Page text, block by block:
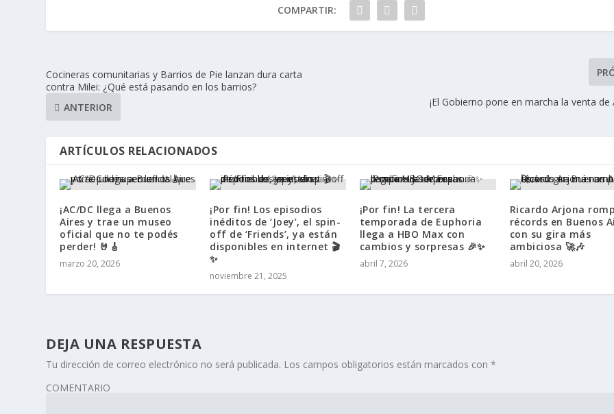
COMPARTIR:
Cocineras comunitarias y Barrios de Pie lanzan dura carta
contra Milei: ¿Qué está pasando en los barrios?
ANTERIOR
¡El Gobierno pone en marcha la venta de
ARTÍCULOS RELACIONADOS
¡AC/DC llega a Buenos
Aires y trae un museo
oficial que no te podés
perder! 🤘🎸
marzo 20, 2026
¡Por fin! Los episodios
inéditos de ‘Joey’, el spin-
off de ‘Friends’, ya están
disponibles en internet 🎬
✨
noviembre 21, 2025
¡Por fin! La tercera
temporada de Euphoria
llega a HBO Max con
cambios y sorpresas 🎉✨
abril 7, 2026
Ricardo Arjona
récords en Buenos
con su gira más
ambiciosa 🚀🎶
abril 20, 2026
DEJA UNA RESPUESTA
Tu dirección de correo electrónico no será publicada. Los campos obligatorios están marcados con*
COMENTARIO